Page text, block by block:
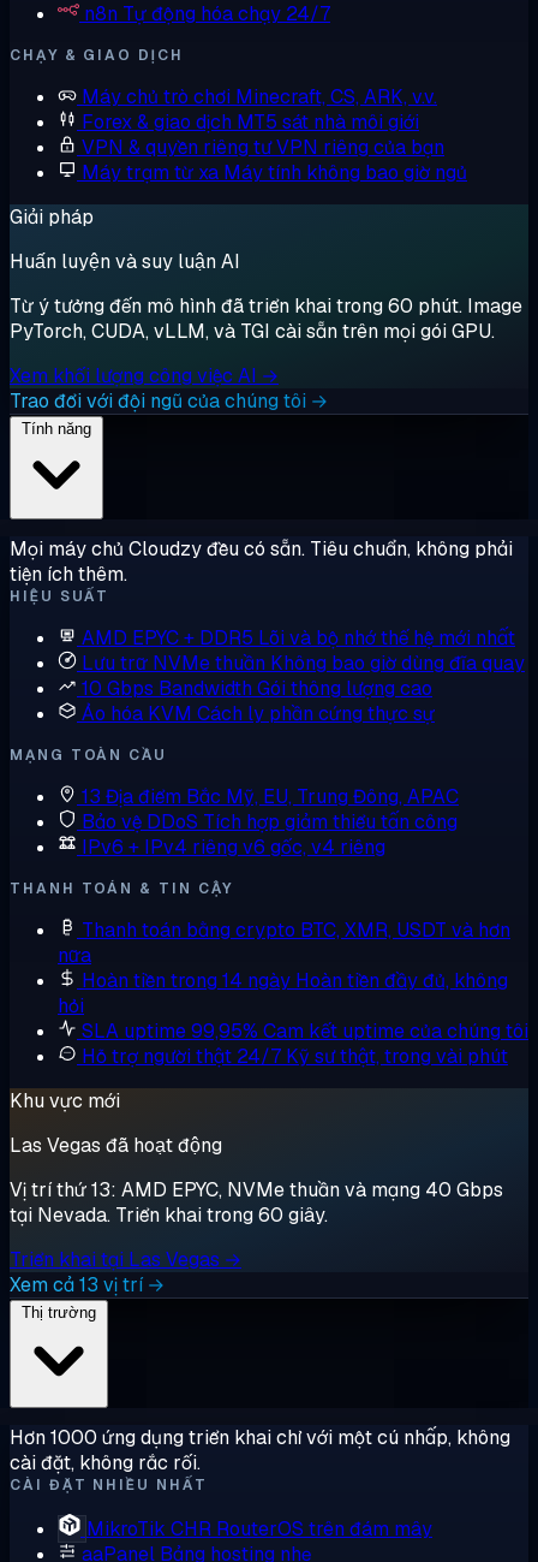
n8n Tự động hóa chạy 24/7
CHẠY & GIAO DỊCH
Máy chủ trò chơi Minecraft, CS, ARK, v.v.
Forex & giao dịch MT5 sát nhà môi giới
VPN & quyền riêng tưVPN riêng của bạn
Máy trạm từ xa Máy tính không bao giờ ngủ
Giải pháp
Huấn luyện và suy luận AI
Từ ý tưởng đến mô hình đã triển khai trong 60 phút. Image
PyTorch, CUDA, vLLM, và TGI cài sẵn trên mọi gói GPU.
Xem khối lượng công việc AI →
Trao đổi với đội ngũ của chúng tôi →
Mọi máy chủ Cloudzy đều có sẵn. Tiêu chuẩn, không phải
tiện ích thêm.
HIỆU SUẤT
AMD EPYC + DDR5 Lõi và bộ nhớ thế hệ mới nhất
Lưu trữ NVMe thuần Không bao giờ dùng đĩa quay
10 Gbps Bandwidth Gói thông lượng cao
Ảo hóa KVM Cách ly phần cứng thực sự
MẠNG TOÀN CẦU
13 Địa điểm Bắc Mỹ, EU, Trung Đông, APAC
Bảo vệ DDoS Tích hợp giảm thiểu tấn công
IPv6 + IPv4 riêng v6 gốc, v4 riêng
THANH TOÁN & TIN CẬY
Thanh toán bằng crypto BTC, XMR, USDT và hơn
nữa
Hoàn tiền trong 14 ngày Hoàn tiền đầy đủ, không
hỏi
SLA uptime 99,95% Cam kết uptime của chúng tôi
Hỗ trợ người thật 24/7 Kỹ sư thật, trong vài phút
Khu vực mới
Las Vegas đã hoạt động
Vị trí thứ 13: AMD EPYC, NVMe thuần và mạng 40 Gbps
tại Nevada. Triển khai trong 60 giây.
Triển khai tại Las Vegas →
Xem cả 13 vị trí →
Hơn 1000 ứng dụng triển khai chỉ với một cú nhấp, không
cài đặt, không rắc rối.
CÀI ĐẶT NHIỀU NHẤT
MikroTik CHR RouterOS trên đám mây
aaPanel Bảng hosting nhẹ